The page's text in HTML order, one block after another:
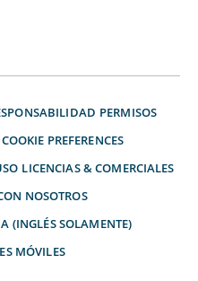
PERMISOS
COOKIE PREFERENCES
LICENCIAS & COMERCIALES
NOSOTROS
(INGLÉS SOLAMENTE)
MÓVILES